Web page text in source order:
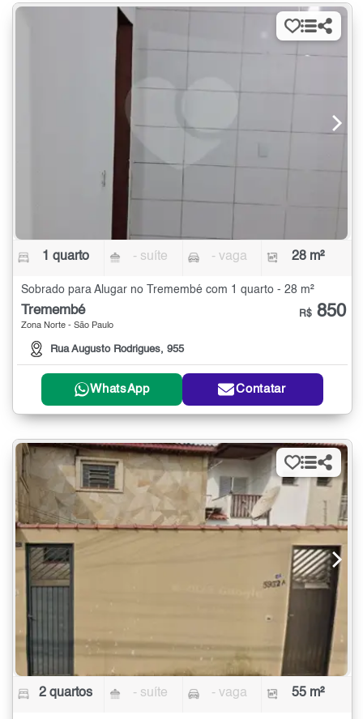
1 quarto - suíte - vaga 28 m²
Sobrado para Alugar no Tremembé com 1 quarto - 28 m²
Tremembé
Zona Norte - São Paulo
Rua Augusto Rodrigues, 955
R$ 850
WhatsApp Contatar
2 quartos - suíte - vaga 55 m²